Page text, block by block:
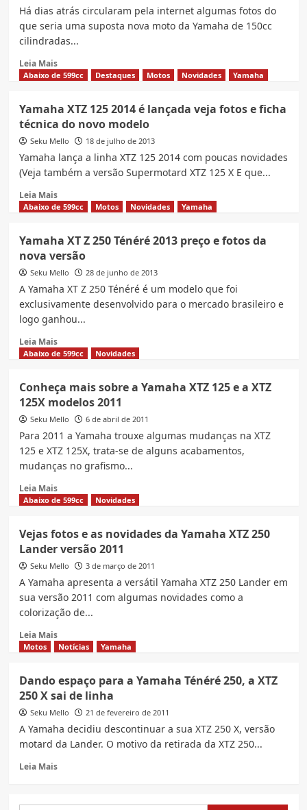
novas
cores
Há dias atrás circularam pela internet algumas fotos do
que seria uma suposta nova moto da Yamaha de 150cc
cilindradas...
Leia MaisRead
more
150
Flex
já
estão
Brasil
e
podem
em
lista
de
da
Receita
Federal
Abaixo de 599cc Destaques Motos Novidades Yamaha
Yamaha XTZ 125 2014 é lançada veja fotos e ficha
técnica do novo modelo
Seku Mello 18 de julho de 2013
Yamaha lança a linha XTZ 125 2014 com poucas novidades
(Veja também a versão Supermotard XTZ 125 X E que...
Leia MaisRead
more
XTZ
125
2014
veja
fotos
ficha
técnica
novo
modelo
Abaixo de 599cc Motos Novidades Yamaha
Yamaha XT Z 250 Ténéré 2013 preço e fotos da
nova versão
Seku Mello 28 de junho de 2013
A Yamaha XT Z 250 Ténéré é um modelo que foi
exclusivamente desenvolvido para o mercado brasileiro e
logo ganhou...
Leia MaisRead
more
XT
Z
250
Ténéré
preço
e
da
nova
Abaixo de 599cc Novidades
Conheça mais sobre a Yamaha XTZ 125 e a XTZ
125X modelos 2011
Seku Mello 6 de abril de 2011
Para 2011 a Yamaha trouxe algumas mudanças na XTZ
125 e XTZ 125X, trata-se de alguns acabamentos,
mudanças no grafismo...
Leia MaisRead
more
mais
sobre
a
125
e
XTZ
125X
2011
Abaixo de 599cc Novidades
Vejas fotos e as novidades da Yamaha XTZ 250
Lander versão 2011
Seku Mello 3 de março de 2011
A Yamaha apresenta a versátil Yamaha XTZ 250 Lander em
sua versão 2011 com algumas novidades como a
colorização de...
Leia MaisRead
more
fotos
e
as
novidades
Yamaha
XTZ
Motos Notícias Yamaha
Dando espaço para a Yamaha Ténéré 250, a XTZ
250 X sai de linha
Seku Mello 21 de fevereiro de 2011
A Yamaha decidiu descontinuar a sua XTZ 250 X, versão
motard da Lander. O motivo da retirada da XTZ 250...
Leia MaisRead
Dando